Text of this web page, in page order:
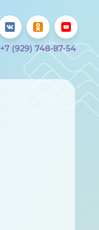
+7 (929) 748-87-54